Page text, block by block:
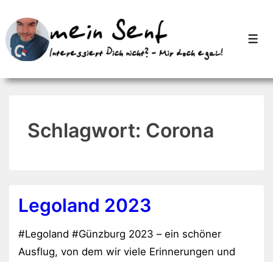
Zum
Inhalt
Schlagwort: Corona
Legoland 2023
#Legoland #Günzburg 2023 – ein schöner
Ausflug, von dem wir viele Erinnerungen und